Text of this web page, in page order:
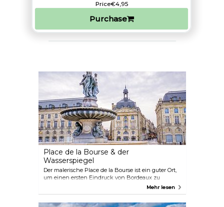
Price€4,95
Purchase
Place de la Bourse & der
Wasserspiegel
Der malerische Place de la Bourse ist ein guter Ort,
um einen ersten Eindruck von Bordeaux zu
gewinnen und zu staunen. Es ist auch ein sehr
fotogener Platz, vor allem dank des Wasserspiegels,
Mehr lesen